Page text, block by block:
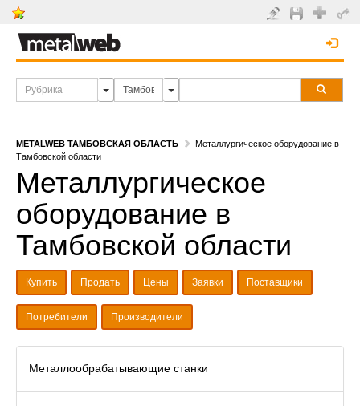
METALWEB ТАМБОВСКАЯ ОБЛАСТЬ
Металлургическое оборудование в
Тамбовской области
Металлургическое
оборудование в
Тамбовской области
Купить Продать Цены Заявки Поставщики
Потребители Производители
Металлообрабатывающие станки